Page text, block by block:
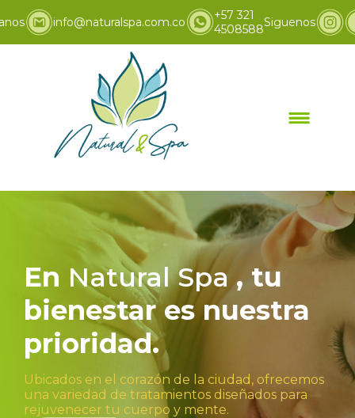
info@naturalspa.com.co
+57 321
4508588Siguenos
En Natural Spa, tu
bienestar es nuestra
prioridad.
Ubicados en el corazón de la ciudad, ofrecemos
una variedad de tratamientos diseñados para
rejuvenecer tu cuerpo y mente.
Inicio>